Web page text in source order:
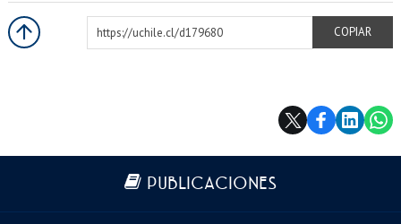
https://uchile.cl/d179680
COPIAR
Más información
PUBLICACIONES